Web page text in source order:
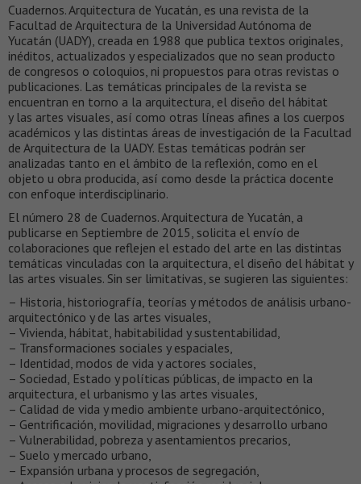
Cuadernos. Arquitectura de Yucatán, es una revista de la
Facultad de Arquitectura de la Universidad Autónoma de
Yucatán (UADY), creada en 1988 que publica textos originales,
inéditos, actualizados y especializados que no sean producto
de congresos o coloquios, ni propuestos para otras revistas o
publicaciones. Las temáticas principales de la revista se
encuentran en torno a la arquitectura, el diseño del hábitat
y las artes visuales, así como otras líneas afines a los cuerpos
académicos y las distintas áreas de investigación de la Facultad
de Arquitectura de la UADY. Estas temáticas podrán ser
analizadas tanto en el ámbito de la reflexión, como en el
objeto u obra producida, así como desde la práctica docente
con enfoque interdisciplinario.
El número 28 de Cuadernos. Arquitectura de Yucatán, a
publicarse en Septiembre de 2015, solicita el envío de
colaboraciones que reflejen el estado del arte en las distintas
temáticas vinculadas con la arquitectura, el diseño del hábitat y
las artes visuales. Sin ser limitativas, se sugieren las siguientes:
– Historia, historiografía, teorías y métodos de análisis urbano-
arquitectónico y de las artes visuales,
– Vivienda, hábitat, habitabilidad y sustentabilidad,
– Transformaciones sociales y espaciales,
– Identidad, modos de vida y actores sociales,
– Sociedad, Estado y políticas públicas, de impacto en la
arquitectura, el urbanismo y las artes visuales,
– Calidad de vida y medio ambiente urbano-arquitectónico,
– Gentrificación, movilidad, migraciones y desarrollo urbano
– Vulnerabilidad, pobreza y asentamientos precarios,
– Suelo y mercado urbano,
– Expansión urbana y procesos de segregación,